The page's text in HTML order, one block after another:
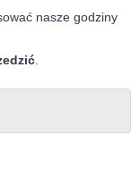
nasze godziny